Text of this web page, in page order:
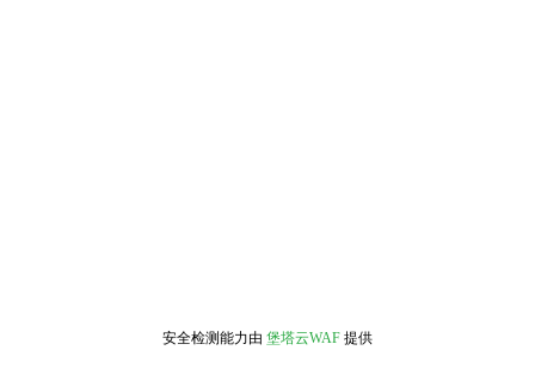
安全检测能力由 堡塔云WAF 提供